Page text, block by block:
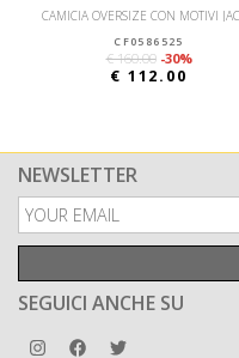
CF0586525
€ 160.00 -30%
€ 112.00
NEWSLETTER
SEGUICI ANCHE SU